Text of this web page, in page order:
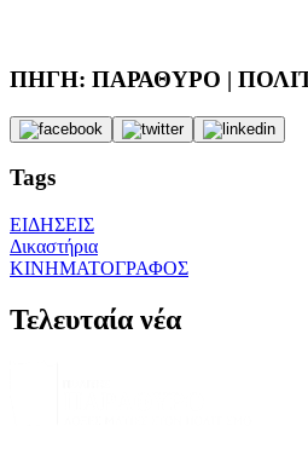
ΠΗΓΗ: ΠΑΡΑΘΥΡΟ |
Tags
ΕΙΔΗΣΕΙΣ
Δικαστήρια
ΚΙΝΗΜΑΤΟΓΡΑΦΟΣ
Τελευταία νέα